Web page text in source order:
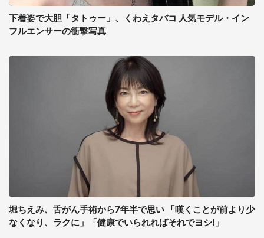
下着姿で大胆「タトゥー」、くわえタバコ 人気モデル・イン
フルエンサーの衝撃写真
堀ちえみ、舌がん手術から7年半で思い 「嘆くことが前より少
なくなり、ラクに」「健康でいられればそれでヨシ!」